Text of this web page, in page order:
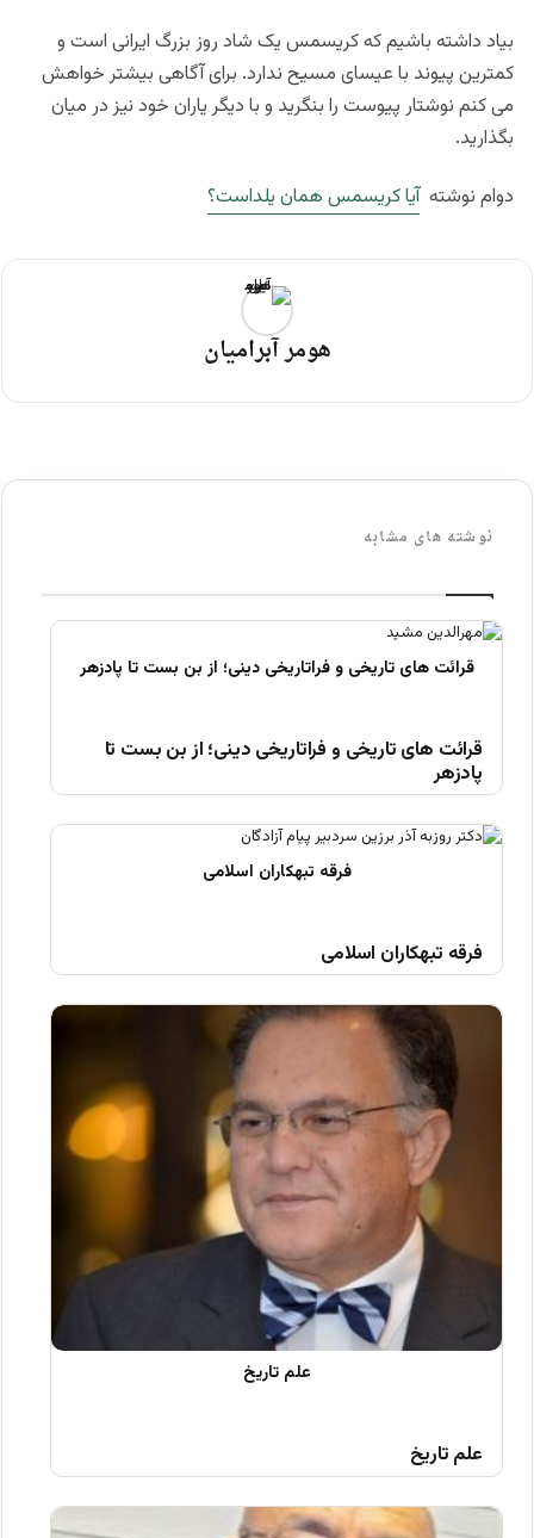
بیاد داشته باشیم که کریسمس یک شاد روز بزرگ ایرانی است و
کمترین پیوند با عیسای مسیح ندارد. برای آگاهی بیشتر خواهش
می کنم نوشتار پیوست را بنگرید و با دیگر یاران خود نیز در میان
بگذارید.
دوام نوشته آیا کریسمس همان یلداست؟
هومر آبرامیان
نوشته های مشابه
قرائت های تاریخی و فراتاریخی دینی؛ از بن بست تا
پادزهر
فرقه تبهکاران اسلامی
علم تاریخ